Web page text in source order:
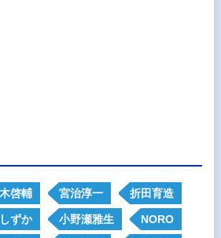
啓輔 宮治淳一 折田育造
しずか 小野瀬雅生 NORO